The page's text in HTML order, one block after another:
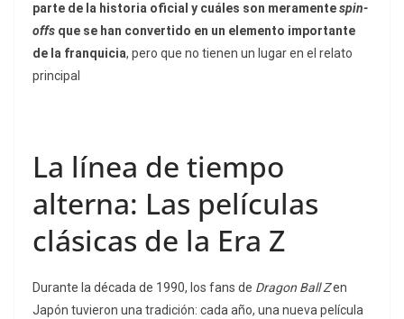
parte de la historia oficial y cuáles son meramentespin-
offs que se han convertido en un elemento importante
de la franquicia, pero que no tienen un lugar en el relato
principal
La línea de tiempo
alterna: Las películas
clásicas de la Era Z
Durante la década de 1990, los fans de Dragon Ball Zen
Japón tuvieron una tradición: cada año, una nueva película